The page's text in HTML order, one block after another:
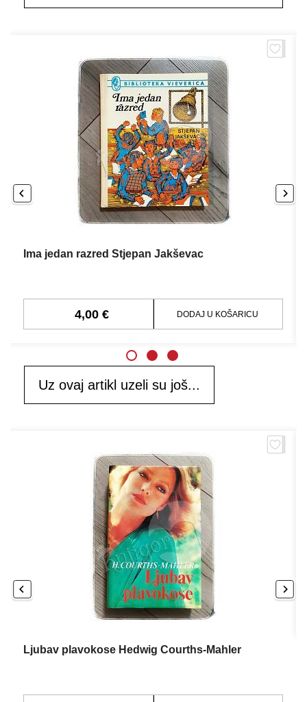
Ima jedan razred Stjepan Jakševac
4,00 € DODAJ U KOŠARICU
Uz ovaj artikl uzeli su još...
Ljubav plavokose Hedwig Courths-Mahler